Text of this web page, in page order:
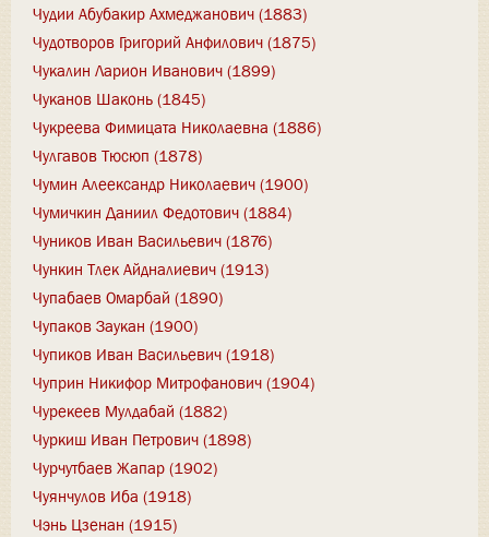
Чудии Абубакир Ахмеджанович (1883)
Чудотворов Григорий Анфилович (1875)
Чукалин Ларион Иванович (1899)
Чуканов Шаконь (1845)
Чукреева Фимицата Николаевна (1886)
Чулгавов Тюсюп (1878)
Чумин Алеександр Николаевич (1900)
Чумичкин Даниил Федотович (1884)
Чуников Иван Васильевич (1876)
Чункин Тлек Айдналиевич (1913)
Чупабаев Омарбай (1890)
Чупаков Заукан (1900)
Чупиков Иван Васильевич (1918)
Чуприн Никифор Митрофанович (1904)
Чурекеев Мулдабай (1882)
Чуркиш Иван Петрович (1898)
Чурчутбаев Жапар (1902)
Чуянчулов Иба (1918)
Чэнь Цзенан (1915)